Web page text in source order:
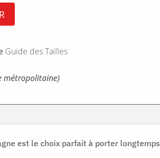
Guide des Tailles
métropolitaine)
est le choix parfait à porter longtemps